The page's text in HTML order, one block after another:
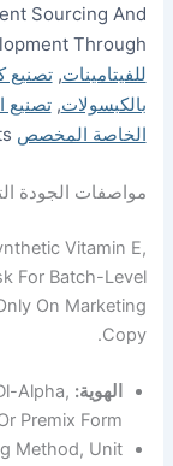
Ingredient
تصنيع كبسولات
تصنيع المكملات
Projects.
التي يجب
Or Synthetic
Should Ask For
Relying Only On
Synthetic Dl-Alpha,
Or
The Testing